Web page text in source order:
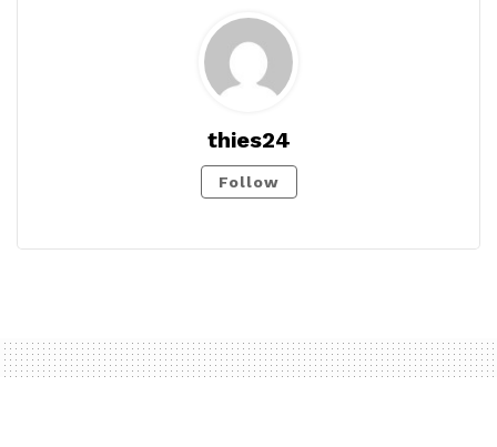
thies24
Follow